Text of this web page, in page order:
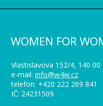
WOMEN FOR
Vlastislavova 152/4, 140 00
e-mail: info@w4w.cz
telefon: +420 222 269 841
IČ: 24231509